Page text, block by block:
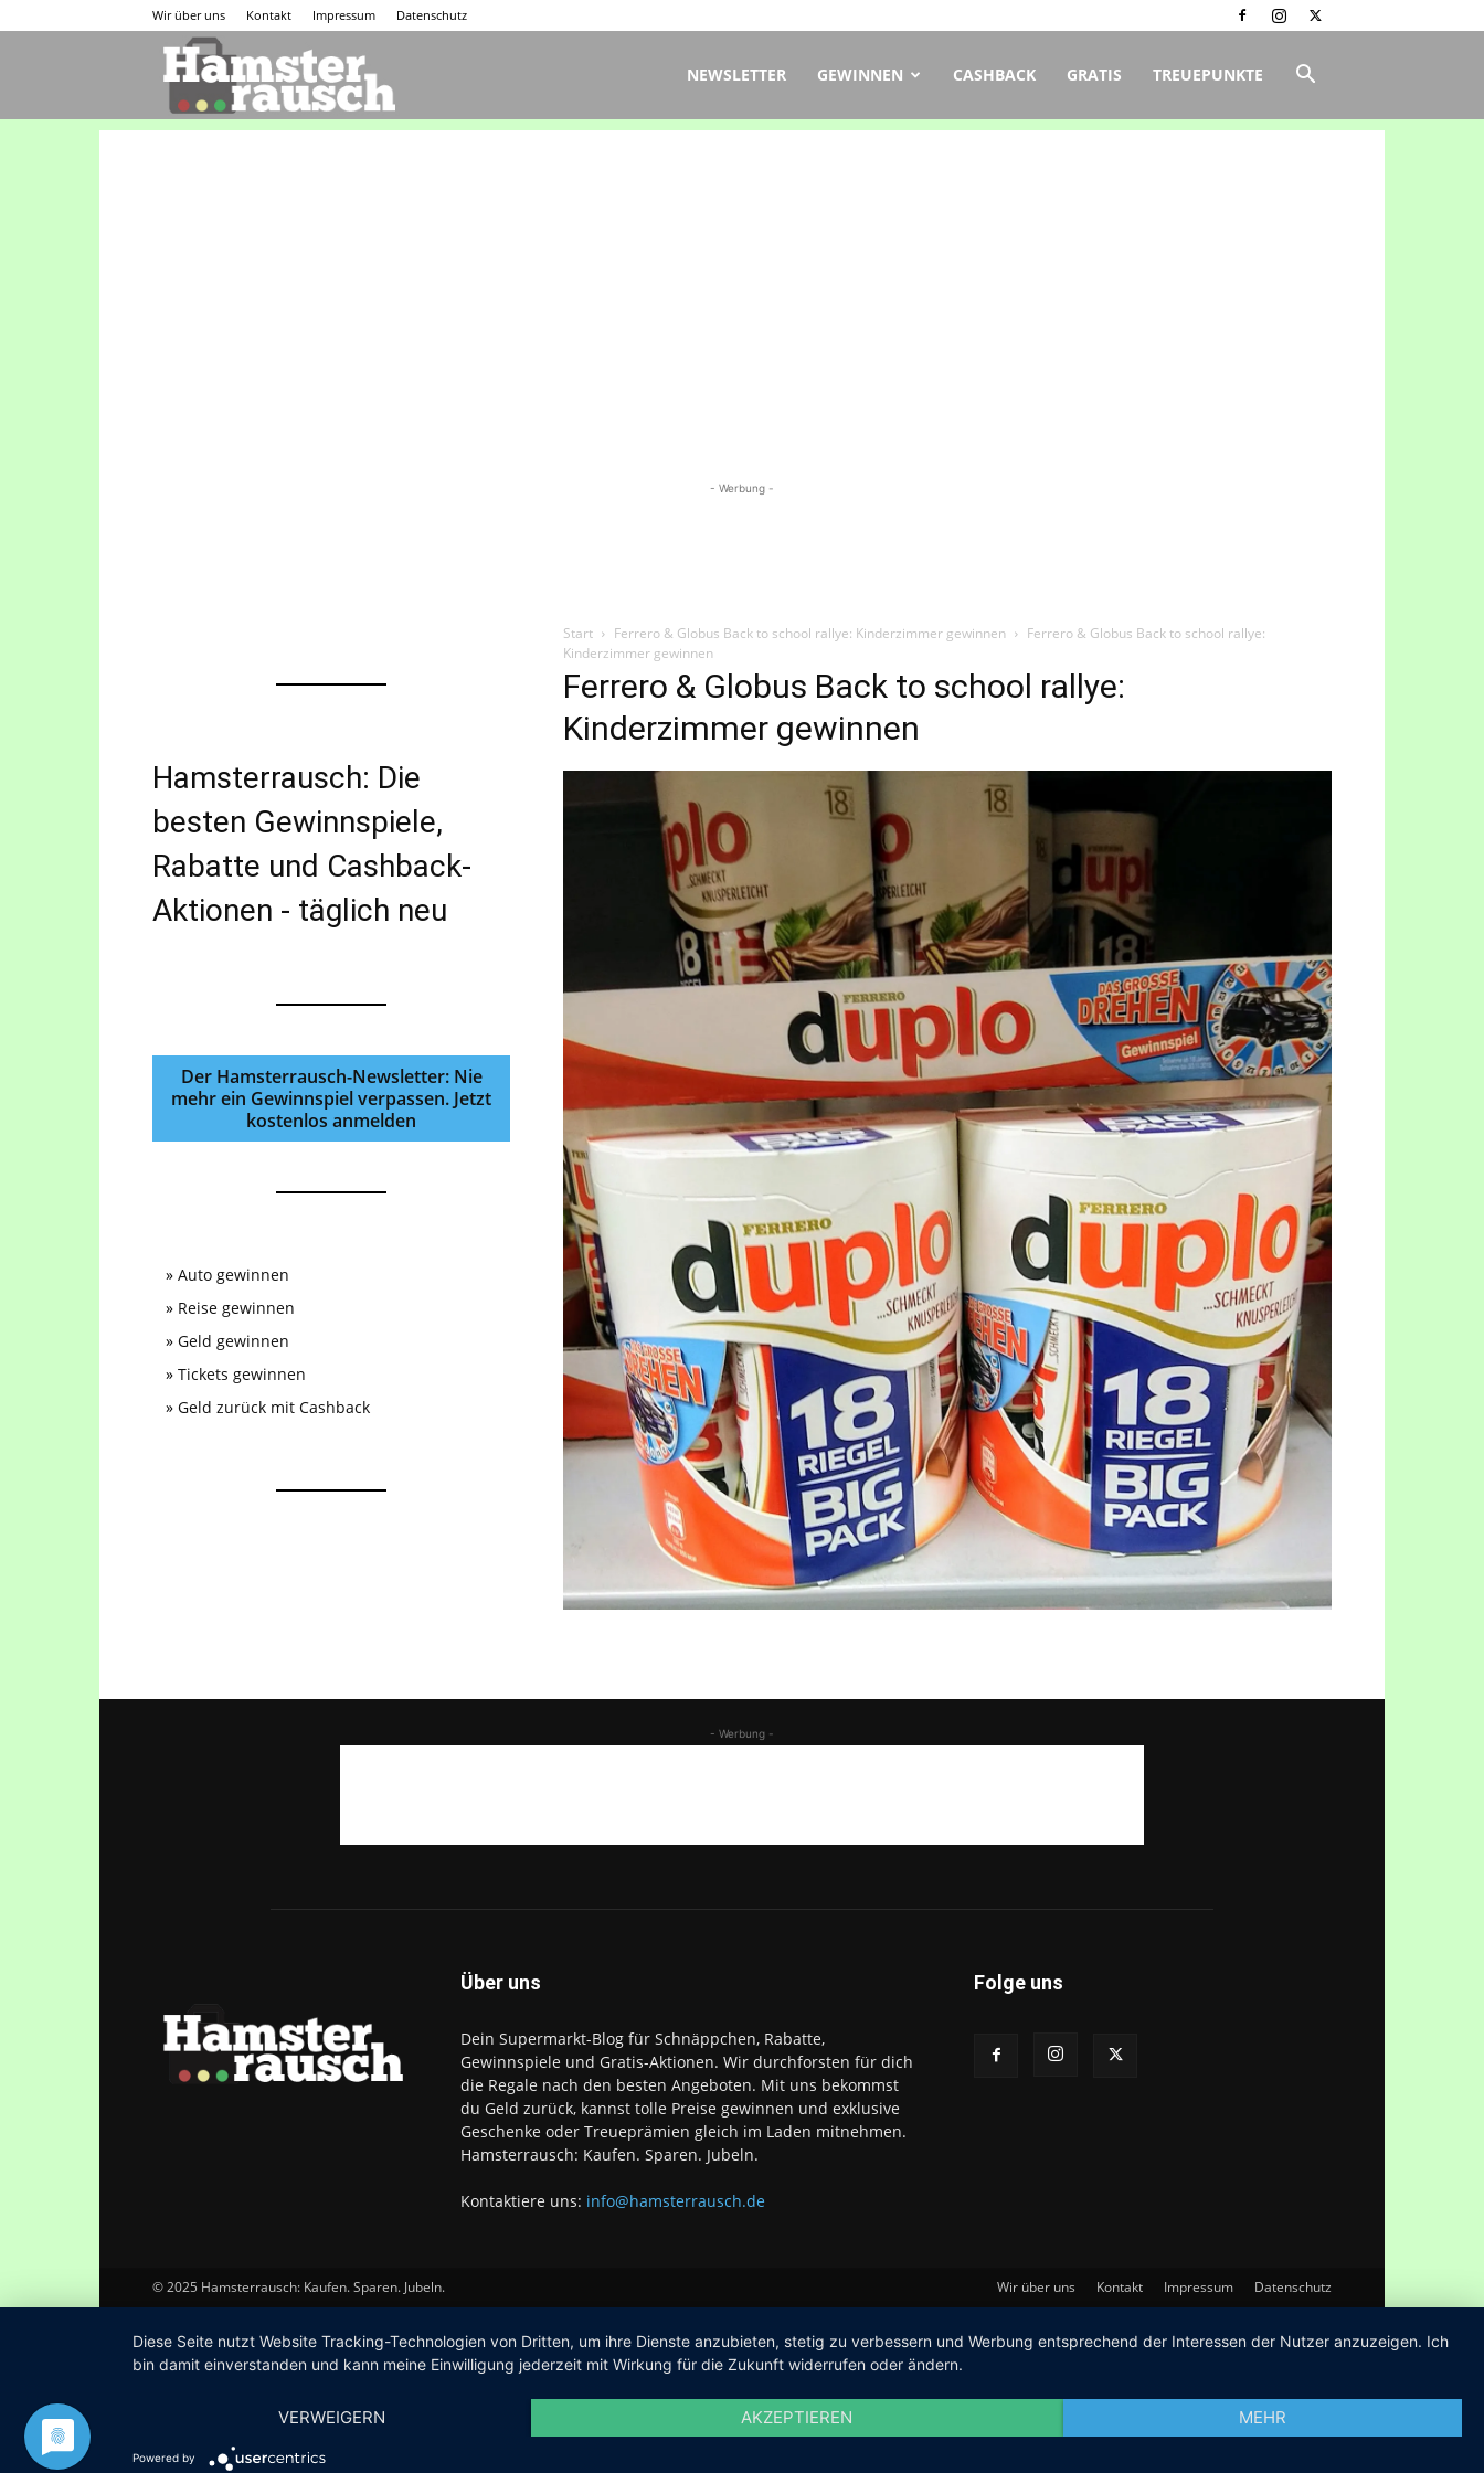
Wir über uns Kontakt Impressum Datenschutz
NEWSLETTER GEWINNEN CASHBACK GRATIS TREUEPUNKTE
- Werbung -
Start Ferrero & Globus Back to school rallye: Kinderzimmer gewinnen
Ferrero & Globus Back to school rallye:
Kinderzimmer gewinnen
Ferrero & Globus Back to school rallye:
Kinderzimmer gewinnen
Hamsterrausch: Die
besten Gewinnspiele,
Rabatte und Cashback-
Aktionen - täglich neu
Der Hamsterrausch-Newsletter: Nie
mehr ein Gewinnspiel verpassen. Jetzt
kostenlos anmelden
» Auto gewinnen
» Reise gewinnen
» Geld gewinnen
» Tickets gewinnen
» Geld zurück mit Cashback
- Werbung -
Über uns
Dein Supermarkt-Blog für Schnäppchen, Rabatte,
Gewinnspiele und Gratis-Aktionen. Wir durchforsten für dich
die Regale nach den besten Angeboten. Mit uns bekommst
du Geld zurück, kannst tolle Preise gewinnen und exklusive
Geschenke oder Treueprämien gleich im Laden mitnehmen.
Hamsterrausch: Kaufen. Sparen. Jubeln.
Kontaktiere uns: info@hamsterrausch.de
Folge uns
Wir über uns Kontakt Impressum Datenschutz
© 2025 Hamsterrausch: Kaufen. Sparen. Jubeln.
Diese Seite nutzt Website Tracking-Technologien von Dritten, um ihre Dienste anzubieten, stetig zu verbessern und Werbung entsprechend der Interessen der Nutzer anzuzeigen. Ich
bin damit einverstanden und kann meine Einwilligung jederzeit mit Wirkung für die Zukunft widerrufen oder ändern.
VERWEIGERN AKZEPTIEREN MEHR
Powered by